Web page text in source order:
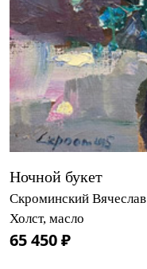
Ночной букет
Скроминский Вячеслав
Холст, масло
65 450 ₽